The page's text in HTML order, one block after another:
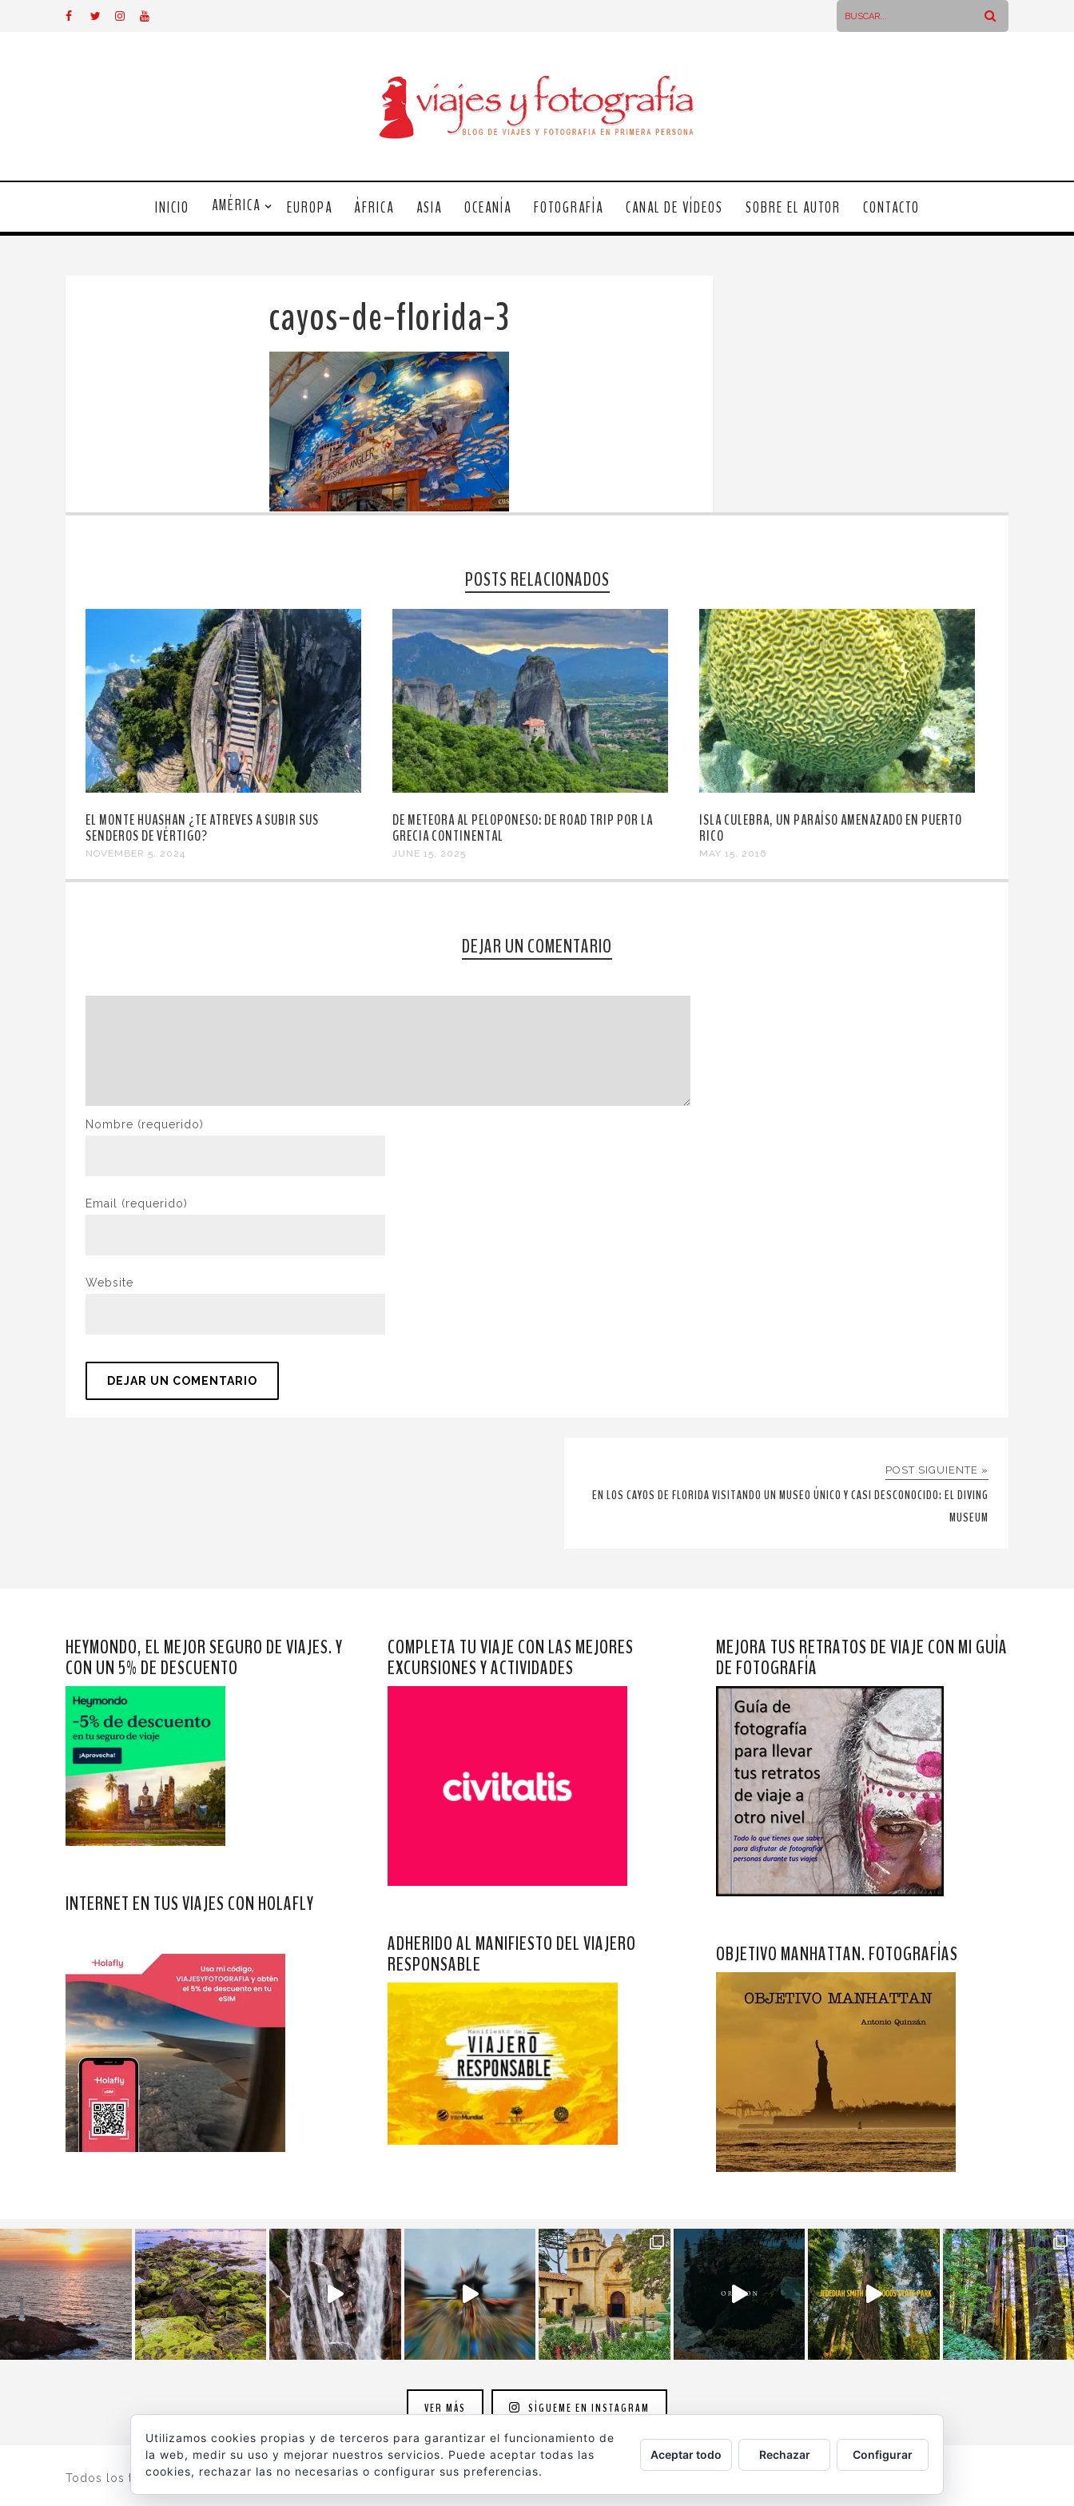
INICIO AMÉRICA EUROPA ÁFRICA ASIA OCEANÍA FOTOGRAFÍA CANAL DE VÍDEOS SOBRE EL AUTOR CONTACTO
cayos-de-florida-3
POSTS RELACIONADOS
EL MONTE HUASHAN ¿TE ATREVES A SUBIR SUS
SENDEROS DE VÉRTIGO?
NOVEMBER 5, 2024
DE METEORA AL PELOPONESO: DE ROAD TRIP POR LA
GRECIA CONTINENTAL
JUNE 15, 2025
ISLA CULEBRA, UN PARAÍSO AMENAZADO EN PUERTO
RICO
MAY 15, 2016
DEJAR UN COMENTARIO
Nombre (requerido)
Email (requerido)
Website
POST SIGUIENTE »
EN LOS CAYOS DE FLORIDA VISITANDO UN MUSEO ÚNICO Y CASI DESCONOCIDO: EL DIVING
MUSEUM
HEYMONDO, EL MEJOR SEGURO DE VIAJES. Y
CON UN 5% DE DESCUENTO
INTERNET EN TUS VIAJES CON HOLAFLY
COMPLETA TU VIAJE CON LAS MEJORES
EXCURSIONES Y ACTIVIDADES
ADHERIDO AL MANIFIESTO DEL VIAJERO
RESPONSABLE
MEJORA TUS RETRATOS DE VIAJE CON MI GUÍA
DE FOTOGRAFÍA
OBJETIVO MANHATTAN. FOTOGRAFÍAS
VER MÁS SÍGUEME EN INSTAGRAM
Todos los textos y fotografías dewww.viajesyfotografia.comson propiedad de su autor y están protegidos por © Copyright
Utilizamos cookies propias y de terceros para garantizar el funcionamiento de
la web, medir su uso y mejorar nuestros servicios. Puede aceptar todas las
cookies, rechazar las no necesarias o configurar sus preferencias.
Aceptar todo Rechazar Configurar